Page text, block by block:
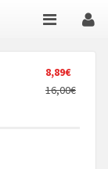
8,89€
16,00€